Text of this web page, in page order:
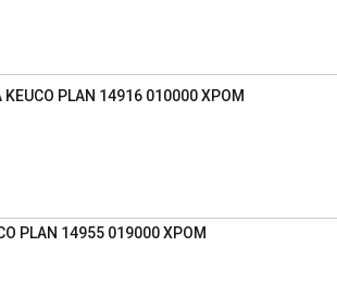
PLAN 14916 010000 ХРОМ
PLAN 14955 019000 ХРОМ